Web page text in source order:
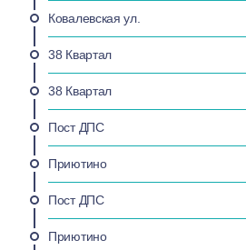
Ковалевская ул.
38 Квартал
38 Квартал
Пост ДПС
Приютино
Пост ДПС
Приютино